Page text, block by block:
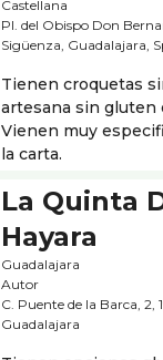
Castellana
Pl. del Obispo Don
Sigüenza, Guadalajara,
Tienen croquetas
artesana sin gluten
Vienen muy
la carta.
La Quinta
Hayara
Guadalajara
Autor
C. Puente de la Barca, 2,
Guadalajara